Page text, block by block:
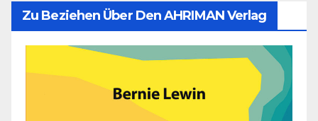
Zu Beziehen Über Den AHRIMAN Verlag